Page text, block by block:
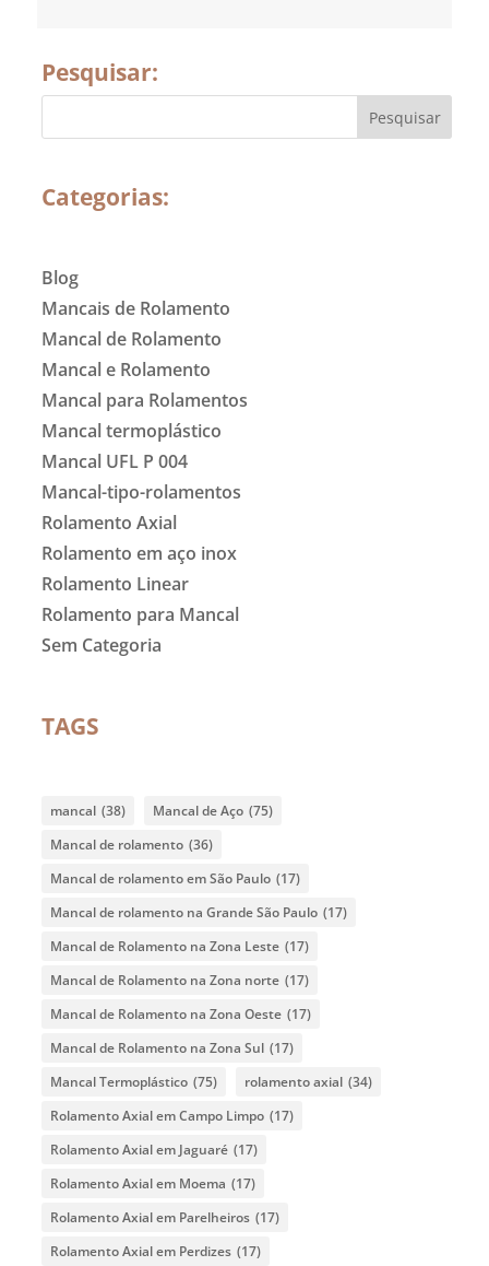
Pesquisar:
Categorias:
Blog
Mancais de Rolamento
Mancal de Rolamento
Mancal e Rolamento
Mancal para Rolamentos
Mancal termoplástico
Mancal UFL P 004
Mancal-tipo-rolamentos
Rolamento Axial
Rolamento em aço inox
Rolamento Linear
Rolamento para Mancal
Sem Categoria
TAGS
mancal (38) Mancal de Aço (75)
Mancal de rolamento (36)
Mancal de rolamento em São Paulo (17)
Mancal de rolamento na Grande São Paulo (17)
Mancal de Rolamento na Zona Leste (17)
Mancal de Rolamento na Zona norte (17)
Mancal de Rolamento na Zona Oeste (17)
Mancal de Rolamento na Zona Sul (17)
Mancal Termoplástico (75) rolamento axial (34)
Rolamento Axial em Campo Limpo (17)
Rolamento Axial em Jaguaré (17)
Rolamento Axial em Moema (17)
Rolamento Axial em Parelheiros (17)
Rolamento Axial em Perdizes (17)